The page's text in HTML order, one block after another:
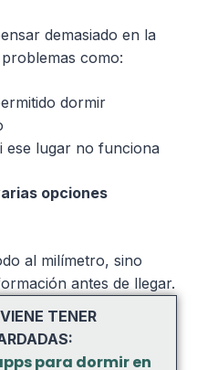
demasiado en la
como:
dormir
ese lugar no funciona
opciones
al milímetro, sino
antes de llegar.
TENER
para dormir en